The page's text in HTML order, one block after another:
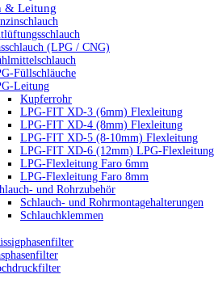
& Leitung
(LPG / CNG)
Füllschläuche
Leitung
Kupferrohr
LPG-FIT XD-3 (6mm) Flexleitung
LPG-FIT XD-4 (8mm) Flexleitung
LPG-FIT XD-5 (8-10mm) Flexleitung
LPG-FIT XD-6 (12mm) LPG-Flexleitung
LPG-Flexleitung Faro 6mm
LPG-Flexleitung Faro 8mm
und Rohrzubehör
Schlauch- und Rohrmontagehalterungen
Schlauchklemmen